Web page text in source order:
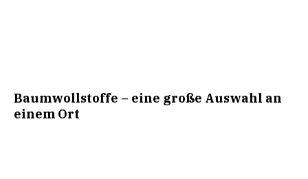
Baumwollstoffe – eine große Auswahl an
einem Ort